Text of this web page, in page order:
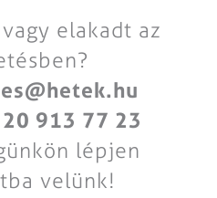
elakadt az
913 77 23
lépjen
velünk!